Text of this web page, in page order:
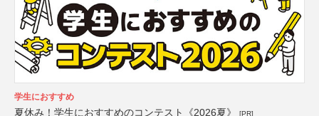
学生におすすめ
夏休み！学生におすすめのコンテスト《2026夏》 [PR]